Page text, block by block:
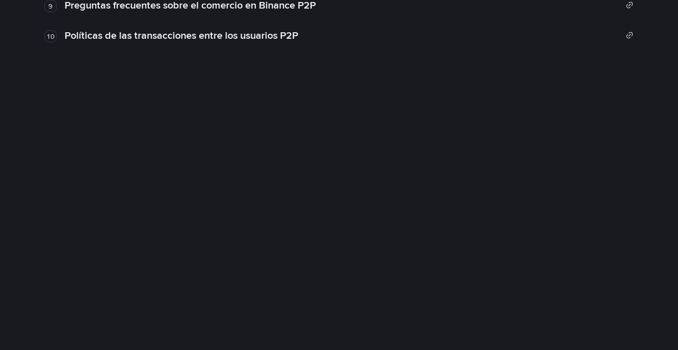
9 Preguntas frecuentes sobre el comercio en Binance P2P
10 Políticas de las transacciones entre los usuarios P2P